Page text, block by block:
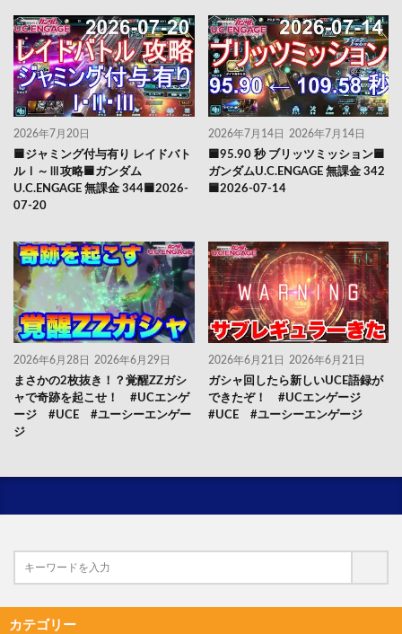
2026年7月20日
🟦ジャミング付与有り レイドバト
ルⅠ～Ⅲ攻略🟦ガンダム
U.C.ENGAGE 無課金 344🟦2026-
07-20
2026年7月14日 2026年7月14日
🟦95.90 秒 ブリッツミッション🟦
ガンダムU.C.ENGAGE 無課金 342
🟦2026-07-14
2026年6月28日 2026年6月29日
まさかの2枚抜き！？覚醒ZZガシ
ャで奇跡を起こせ！ #UCエンゲ
ージ #UCE #ユーシーエンゲー
ジ
2026年6月21日 2026年6月21日
ガシャ回したら新しいUCE語録が
できたぞ！ #UCエンゲージ
#UCE #ユーシーエンゲージ
カテゴリー